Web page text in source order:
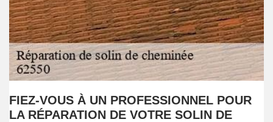
FIEZ-VOUS À UN PROFESSIONNEL POUR
LA RÉPARATION DE VOTRE SOLIN DE